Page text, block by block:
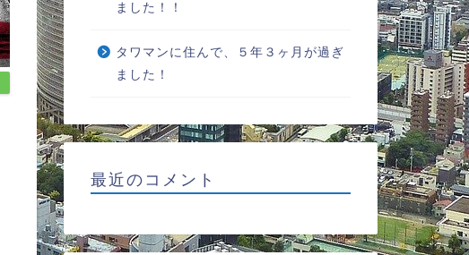
ました！！
タワマンに住んで、５年３ヶ月が過ぎ
ました！
最近のコメント